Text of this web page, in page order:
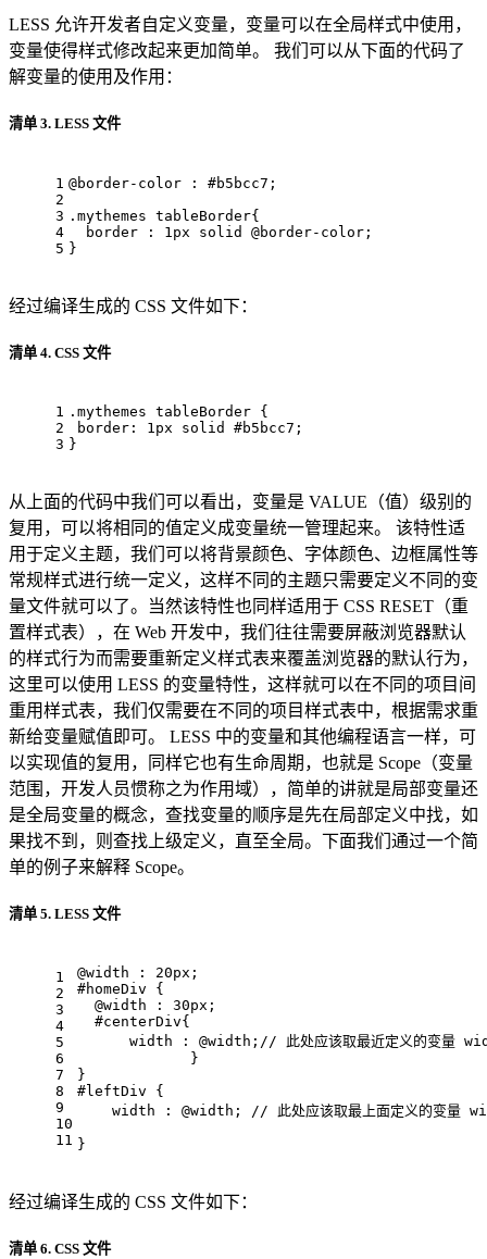
LESS 允许开发者自定义变量，变量可以在全局样式中使用，
变量使得样式修改起来更加简单。 我们可以从下面的代码了
解变量的使用及作用：
清单 3. LESS 文件
1
2
3
4
5
@border-color : #b5bcc7 ;
.mythemes tableBorder{
border
: 1px solid @border-color ;
}
经过编译生成的 CSS 文件如下：
清单 4. CSS 文件
1
2
3
.mythemes tableBorder {
border : 1px solid #b5bcc7 ;
}
从上面的代码中我们可以看出，变量是 VALUE（值）级别的
复用，可以将相同的值定义成变量统一管理起来。 该特性适
用于定义主题，我们可以将背景颜色、字体颜色、边框属性等
常规样式进行统一定义，这样不同的主题只需要定义不同的变
量文件就可以了。当然该特性也同样适用于 CSS RESET（重
置样式表），在 Web 开发中，我们往往需要屏蔽浏览器默认
的样式行为而需要重新定义样式表来覆盖浏览器的默认行为，
这里可以使用 LESS 的变量特性，这样就可以在不同的项目间
重用样式表，我们仅需要在不同的项目样式表中，根据需求重
新给变量赋值即可。 LESS 中的变量和其他编程语言一样，可
以实现值的复用，同样它也有生命周期，也就是 Scope（变量
范围，开发人员惯称之为作用域），简单的讲就是局部变量还
是全局变量的概念，查找变量的顺序是先在局部定义中找，如
果找不到，则查找上级定义，直至全局。下面我们通过一个简
单的例子来解释 Scope。
清单 5. LESS 文件
1
2
3
4
5
6
7
8
9
10
11
@width : 20px ;
#homeDiv {
@width :
30px ;
#centerDiv{
width
: @width ; // 此处应该取最近定义的变量
             }
}
#leftDiv {
width
: @width ; // 此处应该取最上面定义的变量
}
经过编译生成的 CSS 文件如下：
清单 6. CSS 文件